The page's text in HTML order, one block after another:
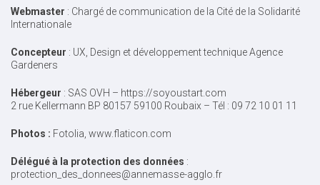
Webmaster : Chargé de communication de la Cité de la Solidarité
Internationale
Concepteur : UX, Design et développement technique Agence
Gardeners
Hébergeur : SAS OVH – https://soyoustart.com
2 rue Kellermann BP 80157 59100 Roubaix – Tél : 09 72 10 01 11
Photos : Fotolia, www.flaticon.com
Délégué à la protection des données :
protection_des_donnees@annemasse-agglo.fr